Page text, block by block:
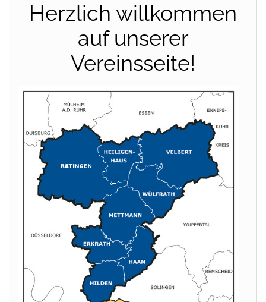
Herzlich willkommen
auf unserer
Vereinsseite!